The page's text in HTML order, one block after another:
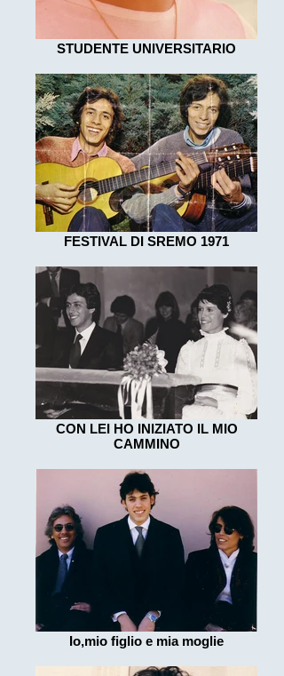
STUDENTE UNIVERSITARIO
FESTIVAL DI SREMO 1971
CON LEI HO INIZIATO IL MIO
CAMMINO
Io,mio figlio e mia moglie